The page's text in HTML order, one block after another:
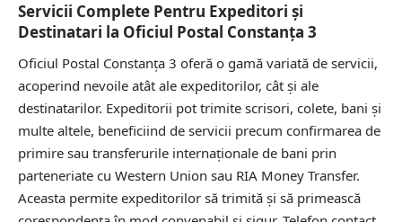
Servicii Complete Pentru Expeditori și
Destinatari la Oficiul Postal Constanţa 3
Oficiul Postal Constanţa 3 oferă o gamă variată de servicii,
acoperind nevoile atât ale expeditorilor, cât și ale
destinatarilor. Expeditorii pot trimite scrisori, colete, bani și
multe altele, beneficiind de servicii precum confirmarea de
primire sau transferurile internaționale de bani prin
parteneriate cu Western Union sau RIA Money Transfer.
Aceasta permite expeditorilor să trimită și să primească